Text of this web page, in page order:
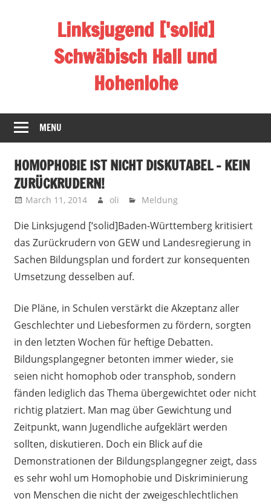
Linksjugend ['solid]
Schwäbisch Hall und
Hohenlohe
MENU
HOMOPHOBIE IST NICHT DISKUTABEL – KEIN
ZURÜCKRUDERN!
March 11, 2014 oli Meldung
Die Linksjugend [‘solid]Baden-Württemberg kritisiert
das Zurückrudern von GEW und Landesregierung in
Sachen Bildungsplan und fordert zur konsequenten
Umsetzung desselben auf.
Die Pläne, in Schulen verstärkt die Akzeptanz aller
Geschlechter und Liebesformen zu fördern, sorgten
in den letzten Wochen für heftige Debatten.
Bildungsplangegner betonten immer wieder, sie
seien nicht homophob oder transphob, sondern
fänden lediglich das Thema übergewichtet oder nicht
richtig platziert. Man mag über Gewichtung und
Zeitpunkt, wann Jugendliche aufgeklärt werden
sollten, diskutieren. Doch ein Blick auf die
Demonstrationen der Bildungsplangegner zeigt, dass
es sehr wohl um Homophobie und Diskriminierung
von Menschen die nicht der zweigeschlechtlichen